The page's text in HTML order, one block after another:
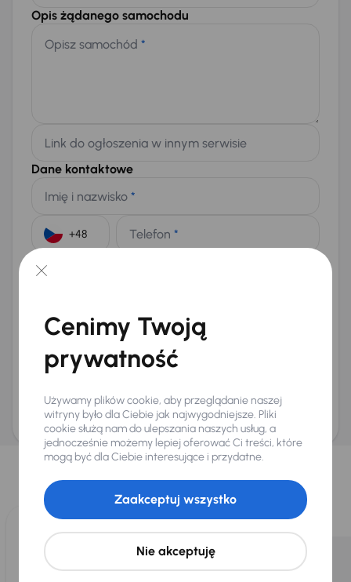
Opis żądanego samochodu
Opisz samochód *
Link do ogłoszenia w innym serwisie
Dane kontaktowe
Imię i nazwisko *
Telefon *
E-mail
Na numer telefonu (opcjonalnie)
Wyślij zapytanie
ani zagwarantowaną dostępnością pojazdu. AURES Holdings a.s., z siedzibą
Dopraváků 874/15, Čimice, 184 00 Praga 8, będzie przechowywać i przetwarzać
Twoje dane osobowe zgodnie z zasadami ochrony i przetwarzaniadanych
osobowych
Wybraliśmy dla Ciebie
Wybieramy dla Ciebienajlepsze pojazdyz naszej oferty. Kupimy
dla Ciebiedo 400 pojazdówkażdego dnia.
Cenimy Twoją
prywatność
Używamy plików cookie, aby przeglądanie naszej
witryny było dla Ciebie jak najwygodniejsze. Pliki
cookie służą nam do ulepszania naszych usług, a
jednocześnie możemy lepiej oferować Ci treści, które
mogą być dla Ciebie interesujące i przydatne.
Nie akceptuję
Zaakceptuj wszystko